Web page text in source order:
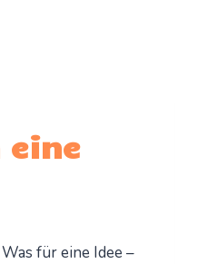
eine
für eine Idee –